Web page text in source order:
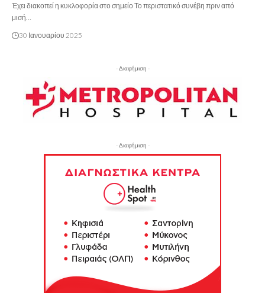
Έχει διακοπεί η κυκλοφορία στο σημείο Το περιστατικό συνέβη πριν από
μισή…
30 Ιανουαρίου 2025
- Διαφήμιση -
- Διαφήμιση -